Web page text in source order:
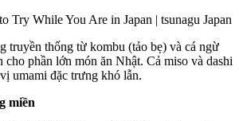
truyền thống từ kombu (tảo bẹ) và cá ngừ
cho phần lớn món ăn Nhật. Cả miso và dashi
umami đặc trưng khó lẫn.
miền